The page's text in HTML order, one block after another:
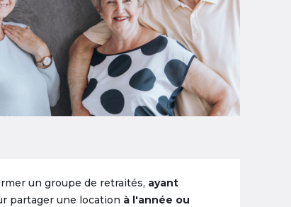
un groupe de retraités, ayant
partager une location à l'année ou